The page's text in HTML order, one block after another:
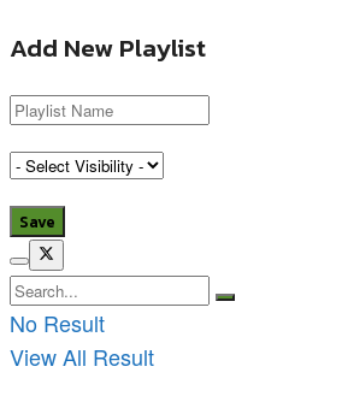
Add New Playlist
No Result
View All Result